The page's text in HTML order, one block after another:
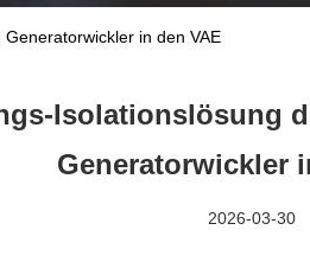
in den VAE
Isolationslösung
Generatorwickler
2026-03-30